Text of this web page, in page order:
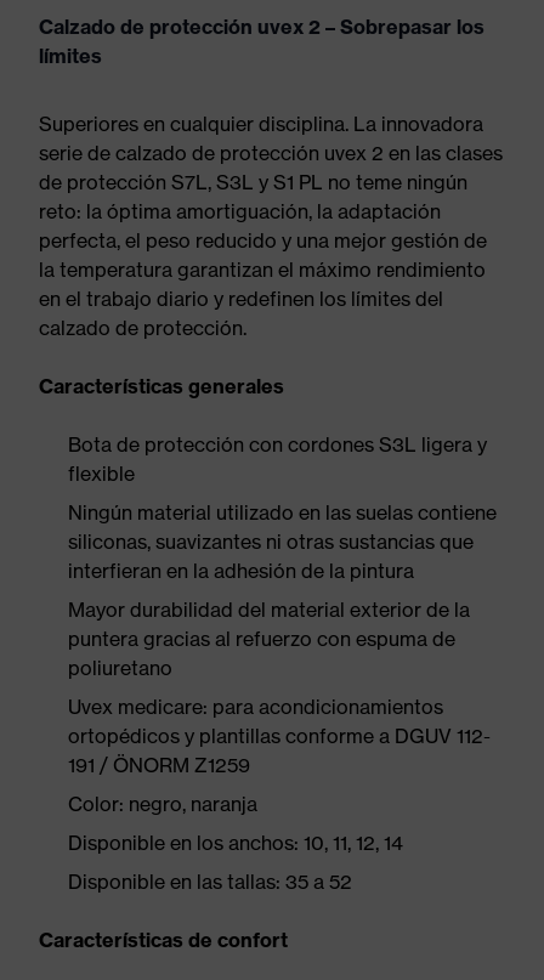
Calzado de protección uvex 2 – Sobrepasar los
límites
Superiores en cualquier disciplina. La innovadora
serie de calzado de protección uvex 2 en las clases
de protección S7L, S3L y S1 PL no teme ningún
reto: la óptima amortiguación, la adaptación
perfecta, el peso reducido y una mejor gestión de
la temperatura garantizan el máximo rendimiento
en el trabajo diario y redefinen los límites del
calzado de protección.
Características generales
Bota de protección con cordones S3L ligera y
flexible
Ningún material utilizado en las suelas contiene
siliconas, suavizantes ni otras sustancias que
interfieran en la adhesión de la pintura
Mayor durabilidad del material exterior de la
puntera gracias al refuerzo con espuma de
poliuretano
Uvex medicare: para acondicionamientos
ortopédicos y plantillas conforme a DGUV 112-
191 / ÖNORM Z1259
Color: negro, naranja
Disponible en los anchos: 10, 11, 12, 14
Disponible en las tallas: 35 a 52
Características de confort